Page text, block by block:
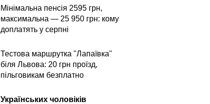
Мінімальна пенсія 2595 грн,
максимальна — 25 950 грн: кому
доплатять у серпні
Тестова маршрутка "Лапаївка"
біля Львова: 20 грн проїзд,
пільговикам безплатно
Українських чоловіків